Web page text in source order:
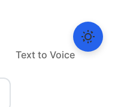
Text to Voice